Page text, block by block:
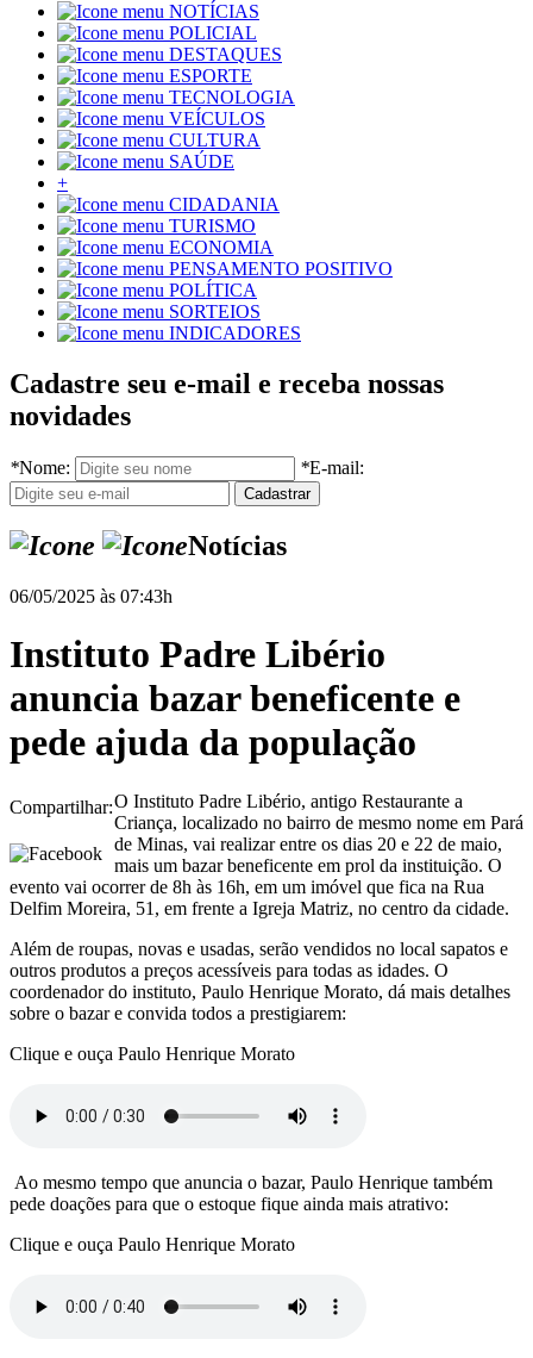
NOTÍCIAS
POLICIAL
DESTAQUES
ESPORTE
TECNOLOGIA
VEÍCULOS
CULTURA
SAÚDE
+
CIDADANIA
TURISMO
ECONOMIA
PENSAMENTO POSITIVO
POLÍTICA
SORTEIOS
INDICADORES
Cadastre seu e-mail e receba nossas
novidades
*Nome: *E-mail:
Notícias
06/05/2025 às 07:43h
Instituto Padre Libério
anuncia bazar beneficente e
pede ajuda da população
Compartilhar:O Instituto Padre Libério, antigo Restaurante a
Criança, localizado no bairro de mesmo nome em Pará
de Minas, vai realizar entre os dias 20 e 22 de maio,
mais um bazar beneficente em prol da instituição. O
evento vai ocorrer de 8h às 16h, em um imóvel que fica na Rua
Delfim Moreira, 51, em frente a Igreja Matriz, no centro da cidade.
Além de roupas, novas e usadas, serão vendidos no local sapatos e
outros produtos a preços acessíveis para todas as idades. O
coordenador do instituto, Paulo Henrique Morato, dá mais detalhes
sobre o bazar e convida todos a prestigiarem:
Clique e ouça Paulo Henrique Morato
Ao mesmo tempo que anuncia o bazar, Paulo Henrique também
pede doações para que o estoque fique ainda mais atrativo:
Clique e ouça Paulo Henrique Morato